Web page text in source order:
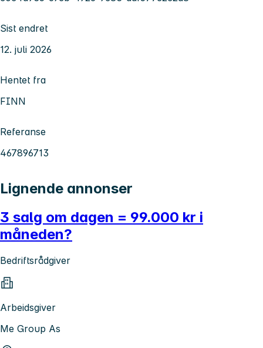
Sist endret
12. juli 2026
Hentet fra
FINN
Referanse
467896713
Lignende annonser
3 salg om dagen = 99.000 kr i
måneden?
Bedriftsrådgiver
Arbeidsgiver
Me Group As